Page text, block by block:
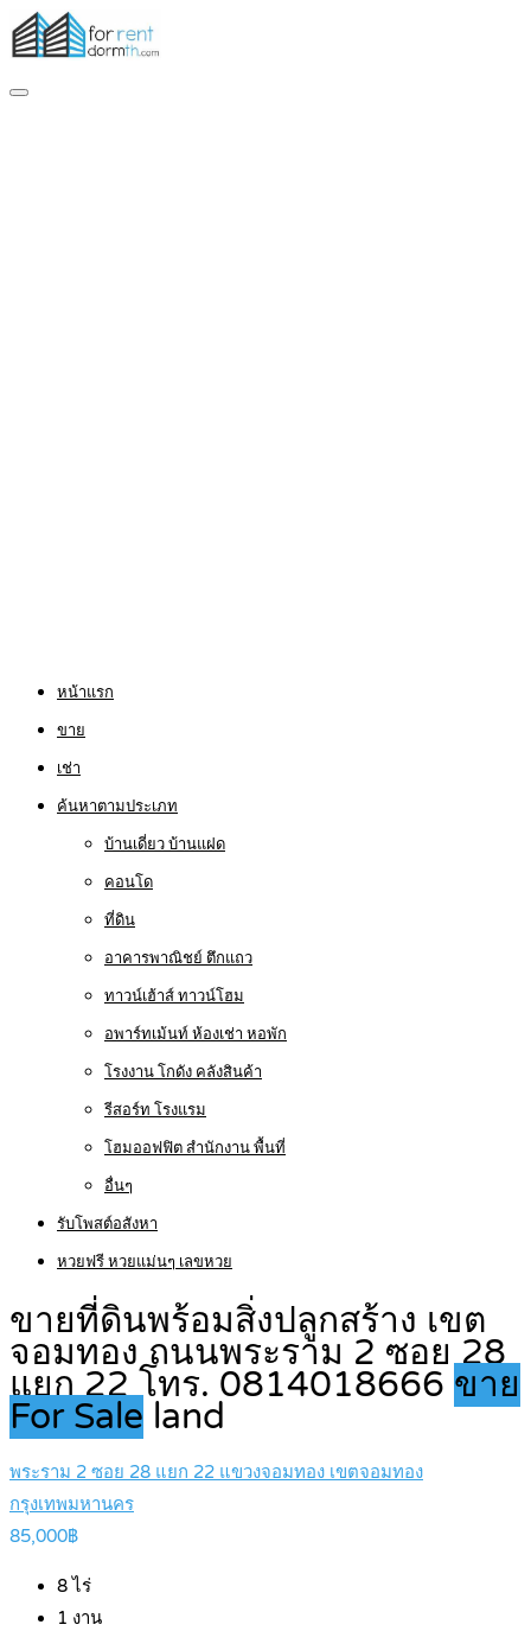
หน้าแรก
ขาย
เช่า
ค้นหาตามประเภท
บ้านเดี่ยว บ้านแฝด
คอนโด
ที่ดิน
อาคารพาณิชย์ ตึกแถว
ทาวน์เฮ้าส์ ทาวน์โฮม
อพาร์ทเม้นท์ ห้องเช่า หอพัก
โรงงาน โกดัง คลังสินค้า
รีสอร์ท โรงแรม
โฮมออฟฟิต สำนักงาน พื้นที่
อื่นๆ
รับโพสต์อสังหา
หวยฟรี หวยแม่นๆ เลขหวย
ขายที่ดินพร้อมสิ่งปลูกสร้าง เขต
จอมทอง ถนนพระราม 2 ซอย 28
แยก 22 โทร. 0814018666 ขาย
For Sale land
พระราม 2 ซอย 28 แยก 22 แขวงจอมทอง เขตจอมทอง
กรุงเทพมหานคร
85,000฿
8ไร่
1 งาน